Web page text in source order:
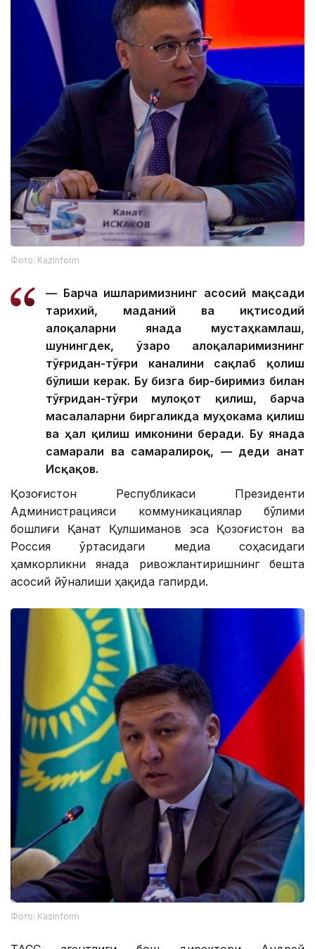
Фото: Kazinform
— Барча ишларимизнинг асосий мақсади
тарихий, маданий ва иқтисодий
алоқаларни янада мустаҳкамлаш,
шунингдек, ўзаро алоқаларимизнинг
тўғридан-тўғри каналини сақлаб қолиш
бўлиши керак. Бу бизга бир-биримиз билан
тўғридан-тўғри мулоқот қилиш, барча
масалаларни биргаликда муҳокама қилиш
ва ҳал қилиш имконини беради. Бу янада
самарали ва самаралироқ, — деди Қанат
Исқақов.
Қозоғистон Республикаси Президенти
Администрацияси коммуникациялар бўлими
бошлиғи Қанат Қулшиманов эса Қозоғистон ва
Россия ўртасидаги медиа соҳасидаги
ҳамкорликни янада ривожлантиришнинг бешта
асосий йўналиши ҳақида гапирди.
Фото: Kazinform